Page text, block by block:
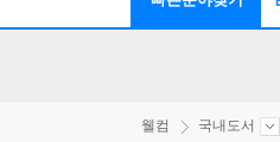
웰컴 국내도서